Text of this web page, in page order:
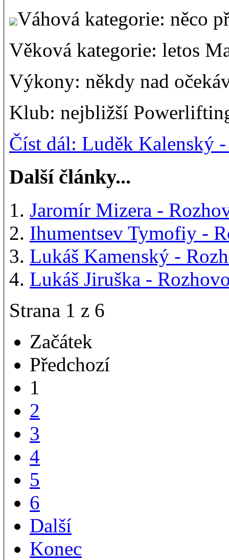
Váhová kategorie: něco
Věková kategorie: letos
Výkony: někdy nad
Klub: nejbližší
Číst dál: Luděk Kalenský
Další články...
Jaromír Mizera -
Ihumentsev Tymofiy -
Lukáš Kamenský -
Lukáš Jiruška -
Strana 1 z 6
Začátek
Předchozí
1
2
3
4
5
6
Další
Konec